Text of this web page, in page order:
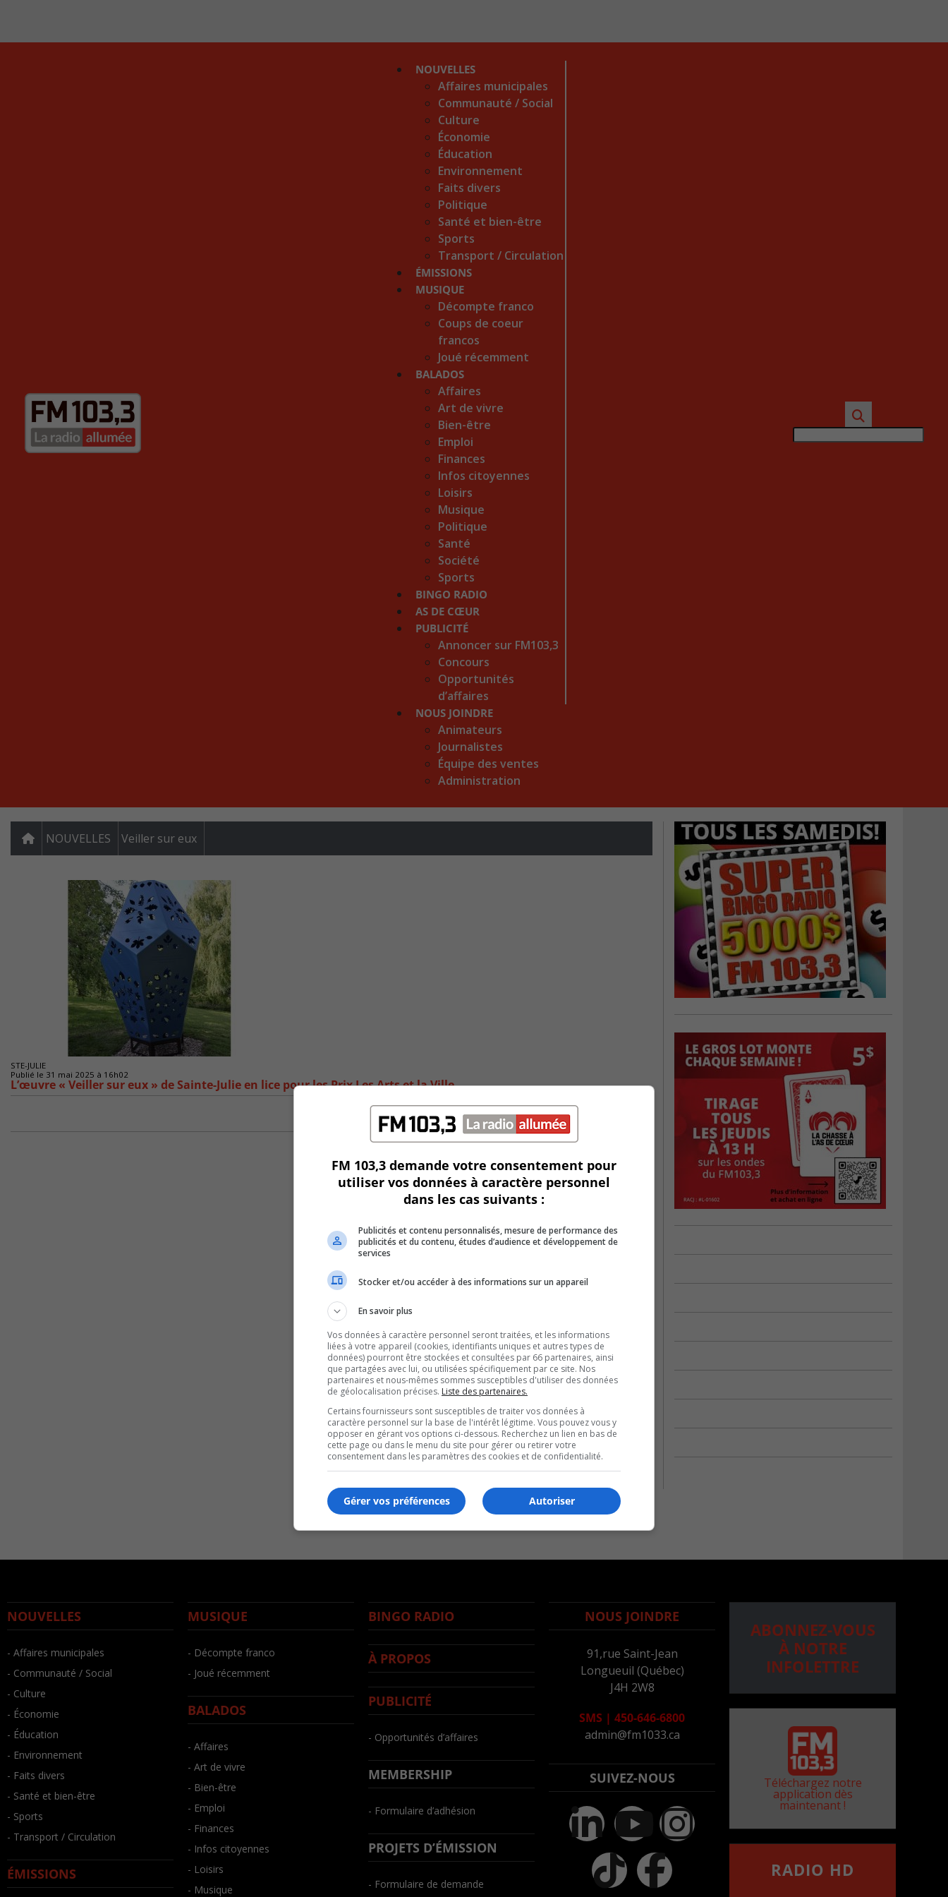
NOUVELLES
Affaires municipales
Communauté / Social
Culture
Économie
Éducation
Environnement
Faits divers
Politique
Santé et bien-être
Sports
Transport / Circulation
ÉMISSIONS
MUSIQUE
Décompte franco
Coups de coeur
francos
Joué récemment
BALADOS
Affaires
Art de vivre
Bien-être
Emploi
Finances
Infos citoyennes
Loisirs
Musique
Politique
Santé
Société
Sports
BINGO RADIO
AS DE CŒUR
PUBLICITÉ
Annoncer sur FM103,3
Concours
Opportunités
d’affaires
NOUS JOINDRE
Animateurs
Journalistes
Équipe des ventes
Administration
NOUVELLES Veiller sur eux
STE-JULIE
Publié le 31 mai 2025 à 16h02
L’œuvre « Veiller sur eux » de Sainte-Julie en lice pour les Prix Les Arts et la Ville
NOUVELLES
- Affaires municipales
- Communauté / Social
- Culture
- Économie
- Éducation
- Environnement
- Faits divers
- Santé et bien-être
- Sports
- Transport / Circulation
ÉMISSIONS
MUSIQUE
- Décompte franco
- Joué récemment
BALADOS
- Affaires
- Art de vivre
- Bien-être
- Emploi
- Finances
- Infos citoyennes
- Loisirs
- Musique
BINGO RADIO
À PROPOS
PUBLICITÉ
- Opportunités d’affaires
MEMBERSHIP
- Formulaire d’adhésion
PROJETS D’ÉMISSION
- Formulaire de demande
NOUS JOINDRE
91,rue Saint-Jean
Longueuil (Québec)
J4H 2W8
SMS | 450-646-6800
admin@fm1033.ca
SUIVEZ-NOUS
ABONNEZ-VOUS
À NOTRE
INFOLETTRE
Téléchargez notre
application dès
maintenant !
RADIO HD
FM 103,3 demande votre consentement pour
utiliser vos données à caractère personnel
dans les cas suivants :
Publicités et contenu personnalisés, mesure de performance des
publicités et du contenu, études d’audience et développement de
services
Stocker et/ou accéder à des informations sur un appareil
En savoir plus
Vos données à caractère personnel seront traitées, et les informations
liées à votre appareil (cookies, identifiants uniques et autres types de
données) pourront être stockées et consultées par 66 partenaires, ainsi
que partagées avec lui, ou utilisées spécifiquement par ce site. Nos
partenaires et nous-mêmes sommes susceptibles d'utiliser des données
de géolocalisation précises. Liste des partenaires.
Certains fournisseurs sont susceptibles de traiter vos données à
caractère personnel sur la base de l'intérêt légitime. Vous pouvez vous y
opposer en gérant vos options ci-dessous. Recherchez un lien en bas de
cette page ou dans le menu du site pour gérer ou retirer votre
consentement dans les paramètres des cookies et de confidentialité.
Autoriser
Gérer vos préférences